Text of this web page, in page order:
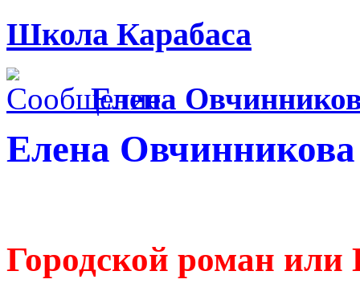
Школа Карабаса
Елена
Елена Овчинникова
Городской роман